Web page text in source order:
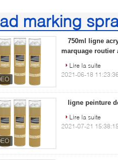
marking
750ml ligne
marquage routier
Lire la suite
2021-06-18 11:23:36
ligne peinture
Lire la suite
2021-07-21 15:38:15